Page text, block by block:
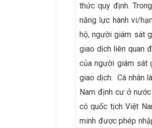
thức quy định.
năng lực hành vi/
hộ, người giám sát
giao dịch liên quan
của người giám sát
giao dịch: Cá nhân
Nam định cư ở
có quốc tịch Việt
minh được phép